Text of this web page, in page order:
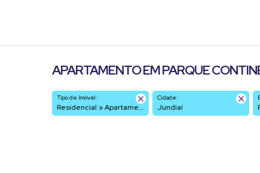
APARTAMENTO EM PARQUE
Tipo de Imóvel:
Residencial » Apartamento
Cidade:
Jundiaí